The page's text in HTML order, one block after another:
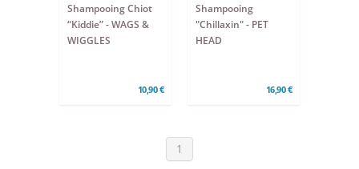
Shampooing Chiot
“Kiddie” - WAGS &
WIGGLES
10,90 €
Shampooing
"Chillaxin" - PET
HEAD
16,90 €
1